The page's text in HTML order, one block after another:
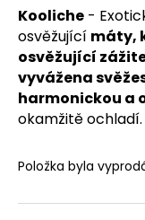
Kooliche -
osvěžující máty,
osvěžující
vyvážena
harmonickou a
okamžitě ochladí.
Položka byla
u
č
u
j
e
m
e